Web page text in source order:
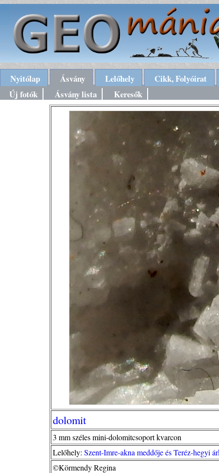
Nyitólap Ásvány Lelőhely
Cikk, Folyóirat
Új fotók
Ásvány lista Keresők
dolomit
3 mm széles mini-dolomitcsoport kvarcon
Lelőhely: Szent-Imre-akna meddője és Teréz-hegyi
©Körmendy Regina